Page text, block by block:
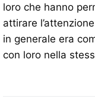
loro che hanno
attirare
in generale era
con loro nella